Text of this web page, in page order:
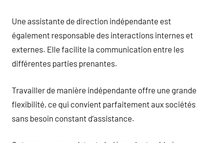
Une assistante de direction indépendante est
également responsable des interactions internes et
externes. Elle facilite la communication entre les
différentes parties prenantes.
Travailler de manière indépendante offre une grande
flexibilité, ce qui convient parfaitement aux sociétés
sans besoin constant d’assistance.